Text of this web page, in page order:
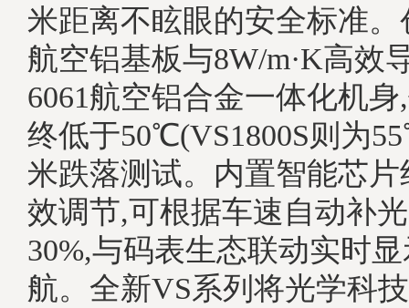
米距离不眩眼的安全标准。
航空铝基板与8W/m·K高效
6061航空铝合金一体化机
终低于50℃(VS1800S则为
米跌落测试。内置智能芯
效调节,可根据车速自动补
30%,与码表生态联动实时
航。全新VS系列将光学科